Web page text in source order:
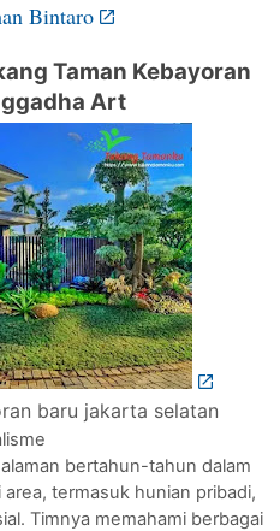
Bintaro
Taman Kebayoran
Art
baru jakarta selatan
bertahun-tahun dalam
termasuk hunian pribadi,
Timnya memahami berbagai